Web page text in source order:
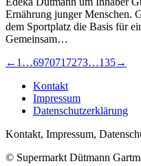
Ernährung junger Menschen.
dem Sportplatz die Basis für
Gemeinsam…
← 1 …697071 7273…135→
Kontakt
Impressum
Datenschutzerklärung
Kontakt, Impressum,
© Supermarkt Dütmann